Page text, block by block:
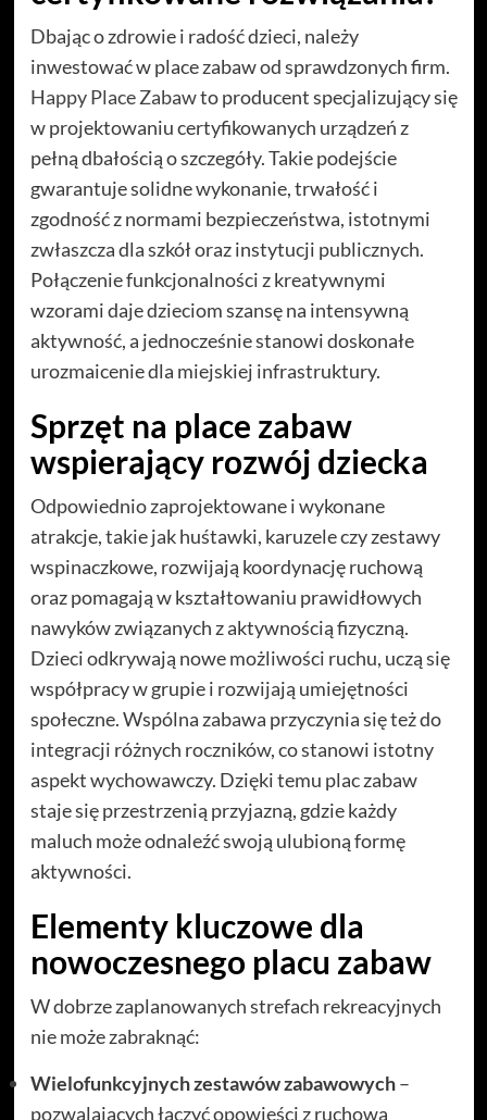
Dbając o zdrowie i radość dzieci, należy
inwestować w place zabaw od sprawdzonych firm.
Happy Place Zabawto producent specjalizujący się
w projektowaniu certyfikowanych urządzeń z
pełną dbałością o szczegóły. Takie podejście
gwarantuje solidne wykonanie, trwałość i
zgodność z normami bezpieczeństwa, istotnymi
zwłaszcza dla szkół oraz instytucji publicznych.
Połączenie funkcjonalności z kreatywnymi
wzorami daje dzieciom szansę na intensywną
aktywność, a jednocześnie stanowi doskonałe
urozmaicenie dla miejskiej infrastruktury.
Sprzęt na place zabaw
wspierający rozwój dziecka
Odpowiednio zaprojektowane i wykonane
atrakcje, takie jak huśtawki, karuzele czy zestawy
wspinaczkowe, rozwijają koordynację ruchową
oraz pomagają w kształtowaniu prawidłowych
nawyków związanych z aktywnością fizyczną.
Dzieci odkrywają nowe możliwości ruchu, uczą się
współpracy w grupie i rozwijają umiejętności
społeczne. Wspólna zabawa przyczynia się też do
integracji różnych roczników, co stanowi istotny
aspekt wychowawczy. Dzięki temu plac zabaw
staje się przestrzenią przyjazną, gdzie każdy
maluch może odnaleźć swoją ulubioną formę
aktywności.
Elementy kluczowe dla
nowoczesnego placu zabaw
W dobrze zaplanowanych strefach rekreacyjnych
nie może zabraknąć:
Wielofunkcyjnych zestawów zabawowych–
pozwalających łączyć opowieści z ruchową